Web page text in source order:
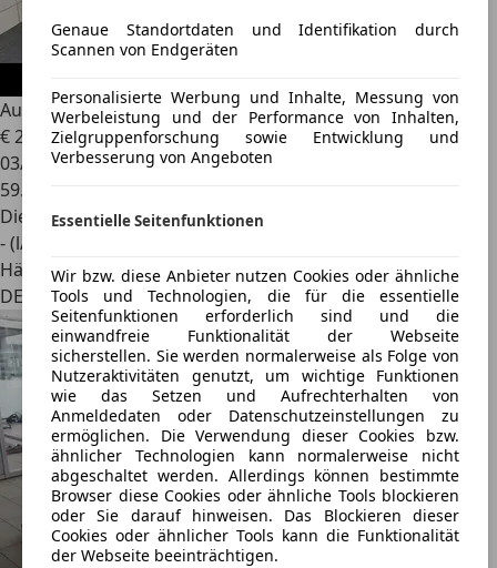
Genaue Standortdaten und Identifikation durch
Scannen von Endgeräten
Personalisierte Werbung und Inhalte, Messung von
Werbeleistung und der Performance von Inhalten,
Zielgruppenforschung sowie Entwicklung und
Verbesserung von Angeboten
Essentielle Seitenfunktionen
Wir bzw. diese Anbieter nutzen Cookies oder ähnliche
Tools und Technologien, die für die essentielle
Seitenfunktionen erforderlich sind und die
einwandfreie Funktionalität der Webseite
sicherstellen. Sie werden normalerweise als Folge von
Nutzeraktivitäten genutzt, um wichtige Funktionen
wie das Setzen und Aufrechterhalten von
Anmeldedaten oder Datenschutzeinstellungen zu
ermöglichen. Die Verwendung dieser Cookies bzw.
ähnlicher Technologien kann normalerweise nicht
abgeschaltet werden. Allerdings können bestimmte
Browser diese Cookies oder ähnliche Tools blockieren
oder Sie darauf hinweisen. Das Blockieren dieser
Cookies oder ähnlicher Tools kann die Funktionalität
der Webseite beeinträchtigen.
Audi Q335 TDI S-tronic/LED/ACC/Totwinkel/Lane/Navi
€ 25.4951
03/2023
59.600 km
Diesel
- (l/100 km)
Händler
DE 58099